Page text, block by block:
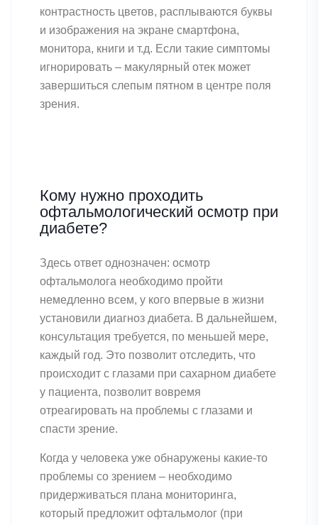
контрастность цветов, расплываются буквы
и изображения на экране смартфона,
монитора, книги и т.д. Если такие симптомы
игнорировать – макулярный отек может
завершиться слепым пятном в центре поля
зрения.
Кому нужно проходить
офтальмологический осмотр при
диабете?
Здесь ответ однозначен: осмотр
офтальмолога необходимо пройти
немедленно всем, у кого впервые в жизни
установили диагноз диабета. В дальнейшем,
консультация требуется, по меньшей мере,
каждый год. Это позволит отследить, что
происходит с глазами при сахарном диабете
у пациента, позволит вовремя
отреагировать на проблемы с глазами и
спасти зрение.
Когда у человека уже обнаружены какие-то
проблемы со зрением – необходимо
придерживаться плана мониторинга,
который предложит офтальмолог (при